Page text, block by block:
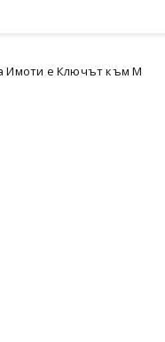
към Максимизиране